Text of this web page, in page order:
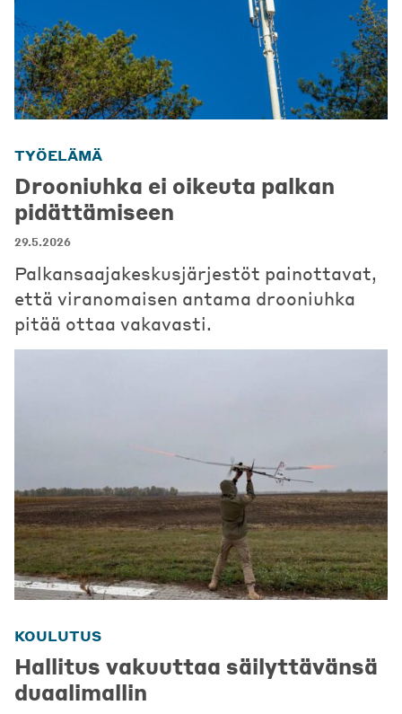
TYÖELÄMÄ
Drooniuhka ei oikeuta palkan
pidättämiseen
29.5.2026
Palkansaajakeskusjärjestöt painottavat,
että viranomaisen antama drooniuhka
pitää ottaa vakavasti.
KOULUTUS
Hallitus vakuuttaa säilyttävänsä
duaalimallin